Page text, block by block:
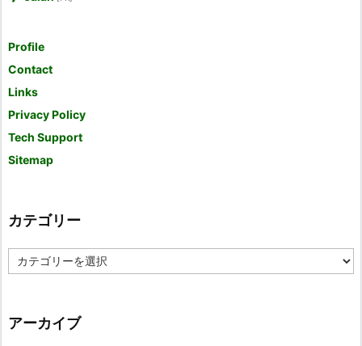
Profile
Contact
Links
Privacy Policy
Tech Support
Sitemap
カテゴリー
テ
ー
アーカイブ